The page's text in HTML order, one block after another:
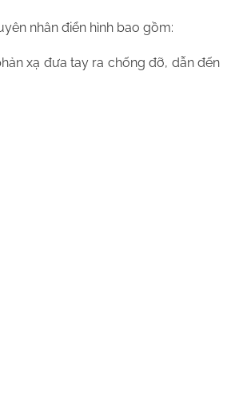
nhân điển hình bao gồm:
xạ đưa tay ra chống đỡ, dẫn đến